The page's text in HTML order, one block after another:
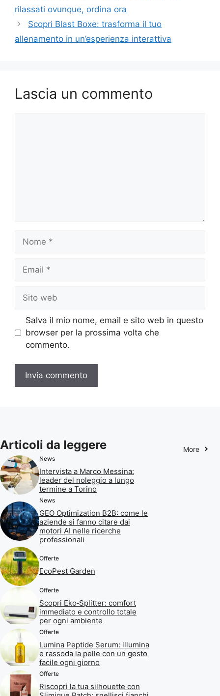
rilassati ovunque, ordina ora
Scopri Blast Boxe: trasforma il tuo
allenamento in un’esperienza interattiva
Lascia un commento
Nome
Email
Sito
web
Salva il mio nome, email e sito web in questo
browser per la prossima volta che
commento.
Articoli da leggere More
News
Intervista a Marco Messina:
leader del noleggio a lungo
termine a Torino
News
GEO Optimization B2B: come le
aziende si fanno citare dai
motori AI nelle ricerche
professionali
Offerte
EcoPest Garden
Offerte
Scopri Eko‑Splitter: comfort
immediato e controllo totale
per ogni ambiente
Offerte
Lumina Peptide Serum: illumina
e rassoda la pelle con un gesto
facile ogni giorno
Offerte
Riscopri la tua silhouette con